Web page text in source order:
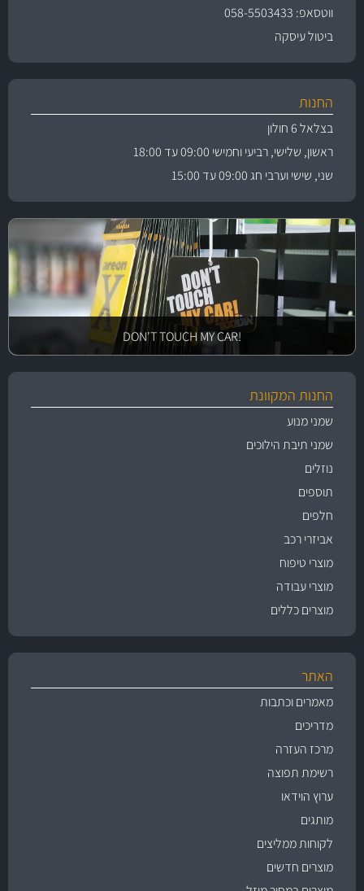
ווטסאפ: 058-5503433
ביטול עיסקה
החנות
בצלאל 6 חולון
ראשון, שלישי, רביעי וחמישי 09:00 עד 18:00
שני, שישי וערבי חג 09:00 עד 15:00
!DON'T TOUCH MY CAR
החנות המקוונת
שמני מנוע
שמני תיבת הילוכים
נוזלים
תוספים
חלפים
אביזרי רכב
מוצרי טיפוח
מוצרי עבודה
מוצרים כללים
האתר
מאמרים וכתבות
מדריכים
מרכז העזרה
רשימת תפוצה
ערוץ הוידאו
מותגים
לקוחות ממליצים
מוצרים חדשים